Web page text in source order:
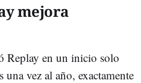
mejora
Replay en un inicio solo
una vez al año, exactamente